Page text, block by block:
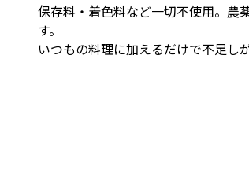
保存料・着色料など一切不使用。農
す。
いつもの料理に加えるだけで不足し